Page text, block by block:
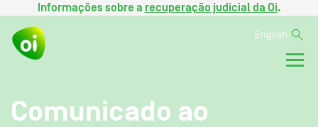
Informações sobre a recuperação judicial da Oi.
English
Comunicado ao